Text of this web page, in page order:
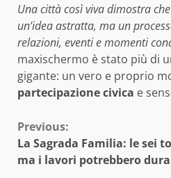
Una città così viva dimostra che
un’idea astratta, ma un
relazioni, eventi e momenti
maxischermo è stato più di
gigante: un vero e proprio
partecipazione civica e
Continue
Reading
Previous:
La Sagrada Familia: le sei
ma i lavori potrebbero